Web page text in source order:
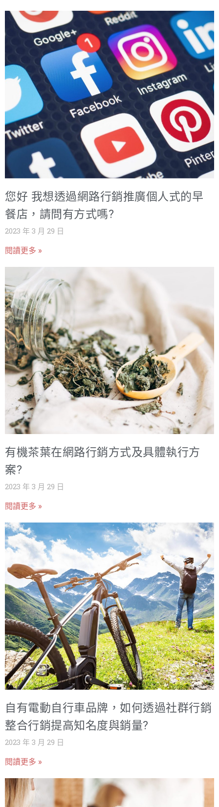
您好 我想透過網路行銷推廣個人式的早
餐店，請問有方式嗎?
2023 年 3 月 29 日
閱讀更多 »
有機茶葉在網路行銷方式及具體執行方
案?
2023 年 3 月 29 日
閱讀更多 »
自有電動自行車品牌，如何透過社群行銷
整合行銷提高知名度與銷量?
2023 年 3 月 29 日
閱讀更多 »